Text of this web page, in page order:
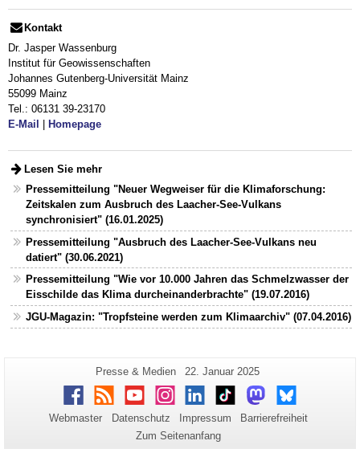
Kontakt
Dr. Jasper Wassenburg
Institut für Geowissenschaften
Johannes Gutenberg-Universität Mainz
55099 Mainz
Tel.: 06131 39-23170
E-Mail
Homepage
Lesen Sie mehr
Pressemitteilung "Neuer Wegweiser für die Klimaforschung:
Zeitskalen zum Ausbruch des Laacher-See-Vulkans
synchronisiert" (16.01.2025)
Pressemitteilung "Ausbruch des Laacher-See-Vulkans neu
datiert" (30.06.2021)
Pressemitteilung "Wie vor 10.000 Jahren das Schmelzwasser der
Eisschilde das Klima durcheinanderbrachte" (19.07.2016)
JGU-Magazin: "Tropfsteine werden zum Klimaarchiv" (07.04.2016)
Zusätzliche
Informationen
zu
dieser
Seite
Seiten-
Name:
Presse & Medien
Letzte
Aktualisierung:
22. Januar 2025
Facebook
RSS YoutubeInstagram
LinkedInTikTokMastodonBluesky
Webmaster Datenschutz Impressum
Barrierefreiheit
Zum Seitenanfang